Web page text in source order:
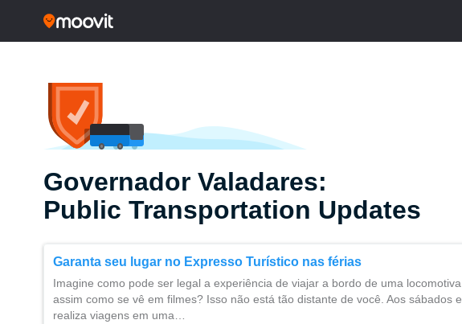
Governador Valadares:
Public Transportation Updates
Garanta seu lugar no Expresso Turístico nas férias
Imagine como pode ser legal a experiência de viajar a bordo de uma
assim como se vê em filmes? Isso não está tão distante de você. Aos sábados
realiza viagens em uma…